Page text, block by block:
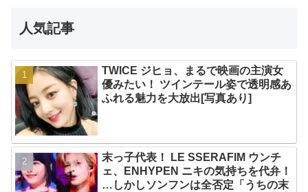
人気記事
TWICE ジヒョ、まるで映画の主演女
優みたい！ ツインテール姿で透明感あ
ふれる魅力を大放出[写真あり]
末っ子代表！ LE SSERAFIM ウンチ
ェ、ENHYPEN ニキの気持ちを代弁！
…しかしソンフンは全否定「うちの末